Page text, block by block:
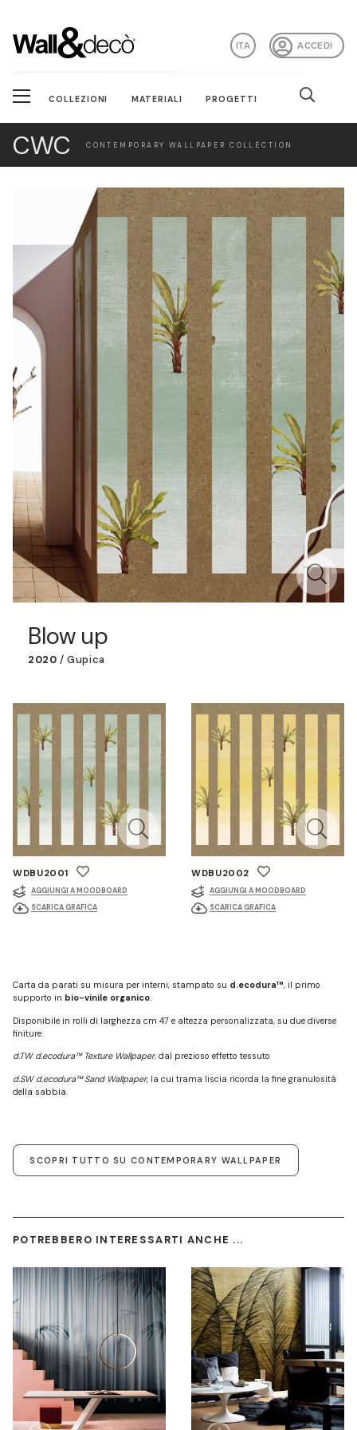
ACCEDI
ITA
COLLEZIONI MATERIALI PROGETTI
CWC CONTEMPORARY WALLPAPER COLLECTION
Blow up
2020 / Gupica
WDBU2001
AGGIUNGI A MOODBOARD
SCARICA GRAFICA
WDBU2002
AGGIUNGI A MOODBOARD
SCARICA GRAFICA
Carta da parati su misura per interni, stampato su d.ecodura™, il primo
supporto in bio-vinile organico.
Disponibile in rolli di larghezza cm 47 e altezza personalizzata, su due diverse
finiture:
d.TW d.ecodura™ Texture Wallpaper, dal prezioso effetto tessuto
d.SW d.ecodura™ Sand Wallpaper, la cui trama liscia ricorda la fine granulosità
della sabbia.
SCOPRI TUTTO SU CONTEMPORARY WALLPAPER
POTREBBERO INTERESSARTI ANCHE ...